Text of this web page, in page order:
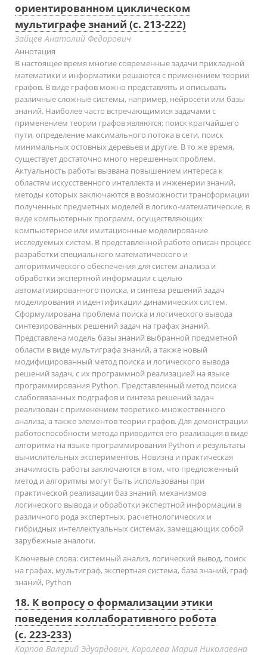
ориентированном циклическом
мультиграфе знаний (с. 213-222)
Зайцев Анатолий Федорович
Аннотация
В настоящее время многие современные задачи прикладной
математики и информатики решаются с применением теории
графов. В виде графов можно представлять и описывать
различные сложные системы, например, нейросети или базы
знаний. Наиболее часто встречающимися задачами с
применением теории графов являются: поиск кратчайшего
пути, определение максимального потока в сети, поиск
минимальных остовных деревьев и другие. В то же время,
существует достаточно много нерешенных проблем.
Актуальность работы вызвана повышением интереса к
областям искусственного интеллекта и инженерии знаний,
методы которых заключаются в возможности трансформации
полученных предметных моделей в логико-математические, в
виде компьютерных программ, осуществляющих
компьютерное или имитационные моделирование
исследуемых систем. В представленной работе описан процесс
разработки специального математического и
алгоритмического обеспечения для систем анализа и
обработки экспертной информации с целью
автоматизированного поиска, и синтеза решений задач
моделирования и идентификации динамических систем.
Сформулирована проблема поиска и логического вывода
синтезированных решений задач на графах знаний.
Представлена модель базы знаний выбранной предметной
области в виде мультиграфа знаний, а также новый
модифицированный метод поиска и логического вывода
решений задач, с их программной реализацией на языке
программирования Python. Представленный метод поиска
слабосвязанных подграфов и синтеза решений задач
реализован с применением теоретико-множественного
анализа, а также элементов теории графов. Для демонстрации
работоспособности метода приводится его реализация в виде
алгоритма на языке программирования Python и результаты
вычислительных экспериментов. Новизна и практическая
значимость работы заключаются в том, что предложенный
метод и алгоритмы могут быть использованы при
практической реализации баз знаний, механизмов
логического вывода и обработки экспертной информации в
различного рода экспертных, расчетнологических и
гибридных интеллектуальных системах, замещающих собой
зарубежные аналоги.
Ключевые слова:системный анализ, логический вывод, поиск
на графах, мультиграф, экспертная система, база знаний, граф
знаний, Python
18. К вопросу о формализации этики
поведения коллаборативного робота
(с. 223-233)
Карпов Валерий Эдуардович, Королева Мария Николаевна